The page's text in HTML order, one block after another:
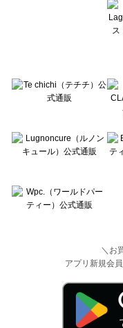
＼お
アプリ新規会